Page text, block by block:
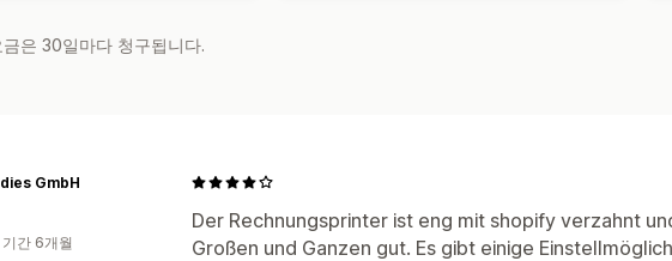
은 30일마다 청구됩니다.
Der Rechnungsprinter ist eng mit shopify verzahnt
Großen und Ganzen gut. Es gibt einige
GmbH
간 6개월